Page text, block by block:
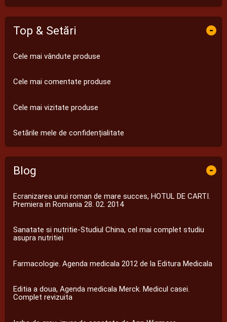
Top & Setări -
Cele mai vândute produse
Cele mai comentate produse
Cele mai vizitate produse
Setările mele de confidențialitate
Blog -
Ecranizarea unui roman de mare succes, HOTUL DE CARTI.
Premiera in Romania 28. 02. 2014
Sanatate si nutritie-Studiul China, cel mai complet studiu
asupra nutritiei
Farmacologie. Agenda medicala 2012 de la Editura Medicala
Editia a doua, Agenda medicala Merck. Medicul casei.
Complet revizuita